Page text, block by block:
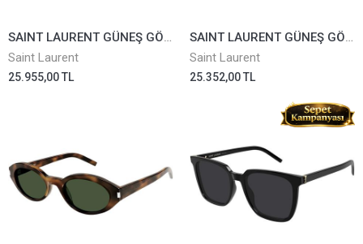
SAINT LAURENT GÜNEŞ GÖZLÜĞÜ SLM146-002
Saint Laurent
25.955,00 TL
SAINT LAURENT GÜNEŞ GÖZLÜĞÜ SL277-012
Saint Laurent
25.352,00 TL